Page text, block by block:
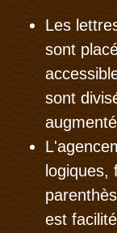
Les
sont
sont
logiques,
est